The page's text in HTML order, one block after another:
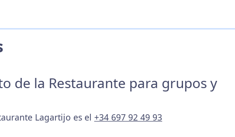
de la Restaurante para grupos y
Lagartijo es el +34 697 92 49 93